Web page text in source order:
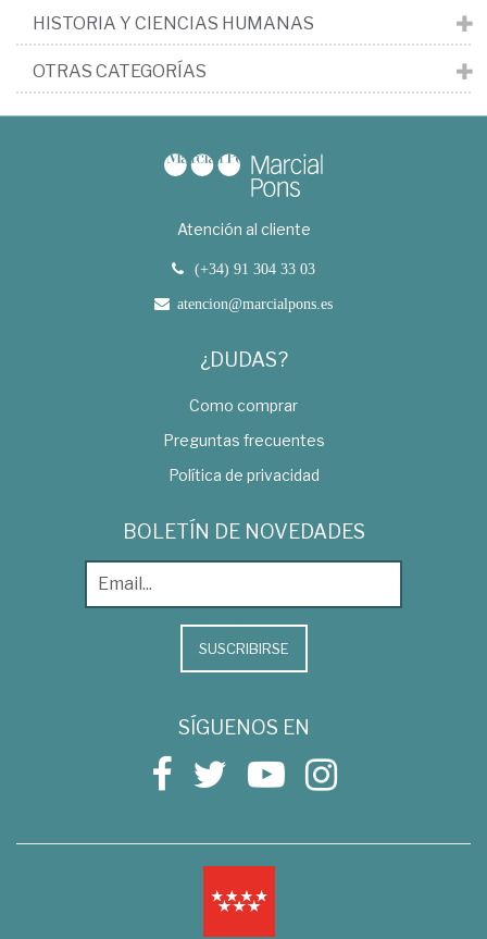
HISTORIA Y CIENCIAS HUMANAS
OTRAS CATEGORÍAS
Atención al cliente
(+34) 91 304 33 03
atencion@marcialpons.es
¿DUDAS?
Como comprar
Preguntas frecuentes
Política de privacidad
BOLETÍN DE NOVEDADES
SUSCRIBIRSE
SÍGUENOS EN